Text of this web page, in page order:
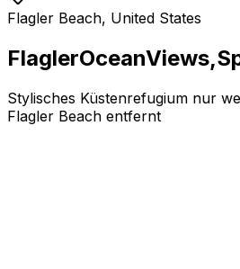
Flagler Beach, United States
FlaglerOceanViews,
Stylisches Küstenrefugium nur
Flagler Beach entfernt